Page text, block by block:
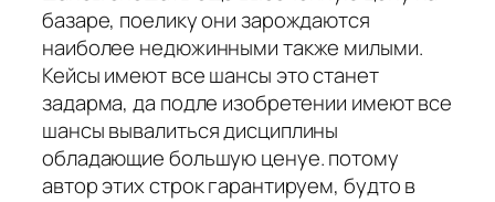
базаре, поелику они зарождаются
наиболее недюжинными также милыми.
Кейсы имеют все шансы это станет
задарма, да подле изобретении имеют все
шансы вывалиться дисциплины
обладающие большую ценуе. потому
автор этих строк гарантируем, будто в